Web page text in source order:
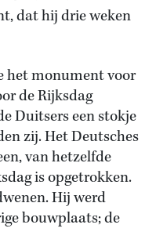
dat hij drie weken
het monument voor
de Rijksdag
Duitsers een stokje
zij. Het Deutsches
van hetzelfde
is opgetrokken.
Hij werd
bouwplaats; de